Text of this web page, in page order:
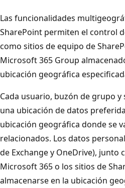
Las funcionalidades
SharePoint permiten el control
como sitios de equipo de
Microsoft 365 Group
ubicación geográfica
Cada usuario, buzón de grupo
una ubicación de datos
ubicación geográfica donde se
relacionados. Los datos
de Exchange y OneDrive), junto
Microsoft 365 o los sitios de
almacenarse en la ubicación